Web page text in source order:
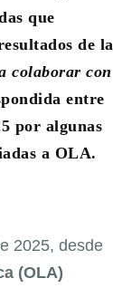
que
de la
colaborar con
entre
por algunas
a OLA.
2025, desde
(OLA)